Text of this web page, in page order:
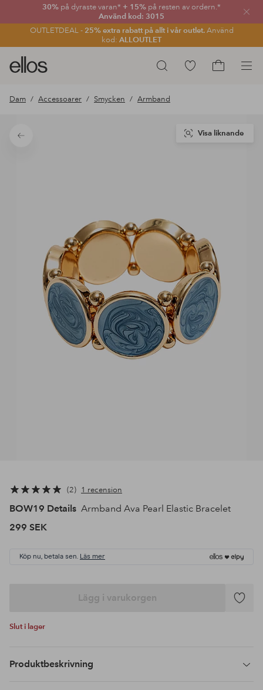
30% på dyraste varan* + 15% på resten av ordern.*
Använd kod: 3015
OUTLETDEAL - 25% extra rabatt på allt i vår outlet.Använd
kod: ALLOUTLET
Sök
Ellos
logotyp
gå
förstasidan
Gå
Dam Accessoarer Smycken Armband
Tillbaka
Visa liknande
2 1 recension
BOW19 Details Armband Ava Pearl Elastic Bracelet
299 SEK
Köp nu, betala sen. Läs mer
Lägg i varukorgen
Lägg
Slut i lager
Produktbeskrivning